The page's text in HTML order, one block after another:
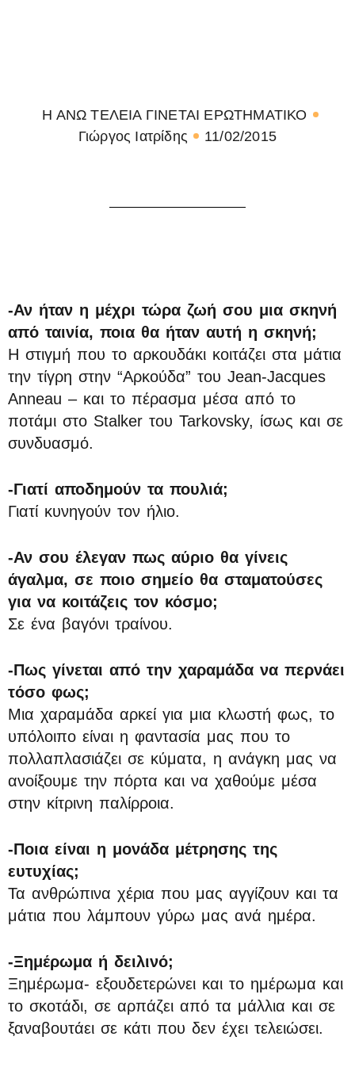
Η ΑΝΩ ΤΕΛΕΙΑ ΓΙΝΕΤΑΙ ΕΡΩΤΗΜΑΤΙΚΟ
Γιώργος Ιατρίδης
11/02/2015
-Αν ήταν η μέχρι τώρα ζωή σου μια σκηνή
από ταινία, ποια θα ήταν αυτή η σκηνή;
Η στιγμή που το αρκουδάκι κοιτάζει στα μάτια
την τίγρη στην “Αρκούδα” του Jean-Jacques
Anneau – και το πέρασμα μέσα από το
ποτάμι στο Stalker του Tarkovsky, ίσως και σε
συνδυασμό.
-Γιατί αποδημούν τα πουλιά;
Γιατί κυνηγούν τον ήλιο.
-Αν σου έλεγαν πως αύριο θα γίνεις
άγαλμα, σε ποιο σημείο θα σταματούσες
για να κοιτάζεις τον κόσμο;
Σε ένα βαγόνι τραίνου.
-Πως γίνεται από την χαραμάδα να περνάει
τόσο φως;
Μια χαραμάδα αρκεί για μια κλωστή φως, το
υπόλοιπο είναι η φαντασία μας που το
πολλαπλασιάζει σε κύματα, η ανάγκη μας να
ανοίξουμε την πόρτα και να χαθούμε μέσα
στην κίτρινη παλίρροια.
-Ποια είναι η μονάδα μέτρησης της
ευτυχίας;
Τα ανθρώπινα χέρια που μας αγγίζουν και τα
μάτια που λάμπουν γύρω μας ανά ημέρα.
-Ξημέρωμα ή δειλινό;
Ξημέρωμα- εξουδετερώνει και το ημέρωμα και
το σκοτάδι, σε αρπάζει από τα μάλλια και σε
ξαναβουτάει σε κάτι που δεν έχει τελειώσει.